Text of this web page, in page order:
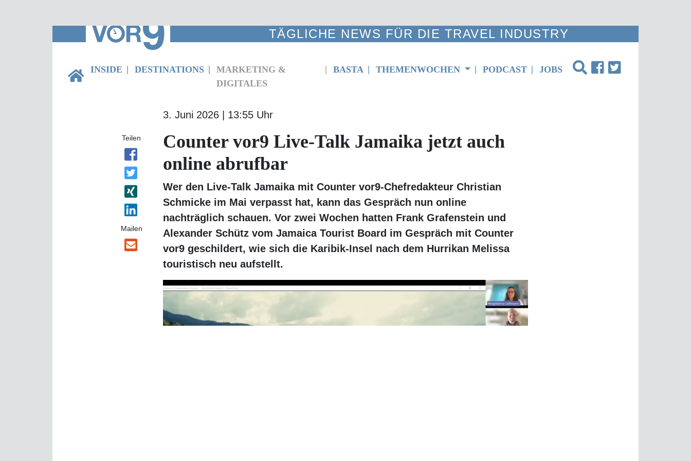
INSIDE DESTINATIONS
MARKETING &
BASTA THEMENWOCHEN PODCAST JOBS
3. Juni 2026 | 13:55 Uhr
Mailen
Counter vor9 Live-Talk Jamaika jetzt
auch online abrufbar
Wer den Live-Talk Jamaika mit Counter vor9-Chefredakteur Christian
schauen. Vor zwei Wochen hatten Frank Grafenstein und Alexander Schütz
vom Jamaica Tourist Board im Gespräch mit Counter vor9 geschildert, wie
sich die Karibik-Insel nach dem Hurrikan Melissa touristisch neu aufstellt.